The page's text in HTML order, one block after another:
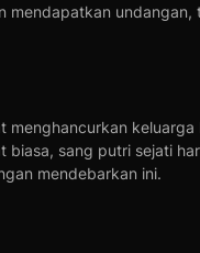
mendapatkan
keluarga
sang putri sejati
mendebarkan ini.